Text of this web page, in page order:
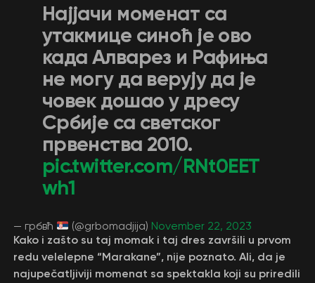
Најјачи моменат са
утакмице синоћ је ово
када Алварез и Рафиња
не могу да верују да је
човек дошао у дресу
Србије са светског
првенства 2010.
pic.twitter.com/RNt0EET
wh1
— грбвћ (@grbomadjija) November 22, 2023
Kako i zašto su taj momak i taj dres završili u prvom
redu velelepne “Marakane”, nije poznato. Ali, da je
najupečatljiviji momenat sa spektakla koji su priredili